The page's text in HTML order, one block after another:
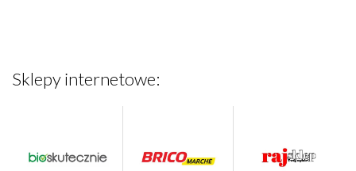
Sklepy internetowe: